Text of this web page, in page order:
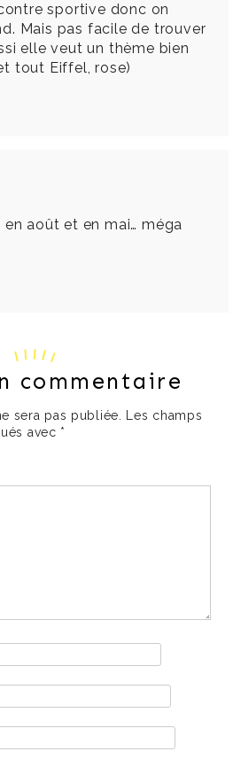
sportive donc on
Mais pas facile de trouver
elle veut un thème bien
tout Eiffel, rose)
août et en mai… méga
commentaire
sera pas publiée. Les champs
avec *